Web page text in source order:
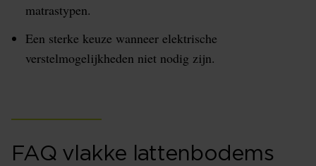
matrastypen.
Een sterke keuze wanneer elektrische
verstelmogelijkheden niet nodig zijn.
FAQ vlakke lattenbodems